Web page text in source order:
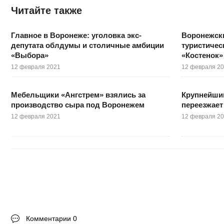
Читайте также
Главное в Воронеже: уголовка экс-
депутата облдумы и столичные амбиции
«Выбора»
12 февраля 2021
«Костенок»
12 февраля
Мебельщики «Ангстрем» взялись за
производство сыра под Воронежем
12 февраля 2021 12 февраля
Комментарии 0